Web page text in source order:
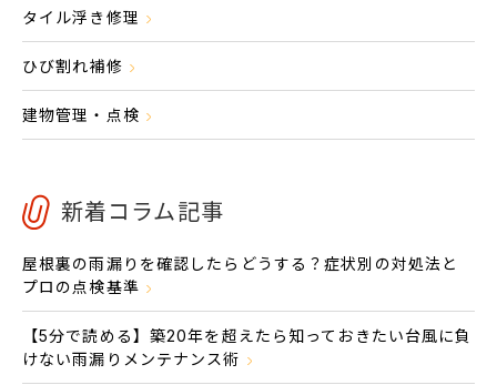
タイル浮き修理
ひび割れ補修
建物管理・点検
新着コラム記事
屋根裏の雨漏りを確認したらどうする？症状別の対処法と
プロの点検基準
【5分で読める】築20年を超えたら知っておきたい台風に負
けない雨漏りメンテナンス術